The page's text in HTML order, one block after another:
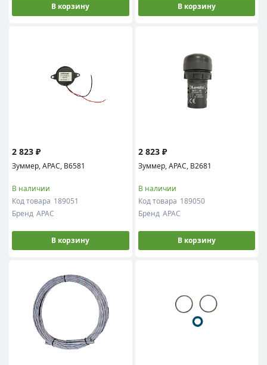
В корзину В корзину
2 823 ₽
Зуммер, APAC, B6581
В наличии
Код товара 189051
Бренд APAC
В корзину
2 823 ₽
Зуммер, APAC, B2681
В наличии
Код товара 189050
Бренд APAC
В корзину